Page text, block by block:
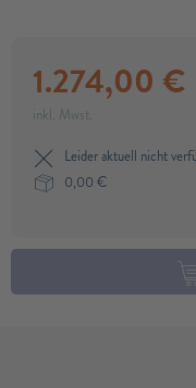
1.274,00 €
inkl. Mwst.
Leider aktuell nicht
0,00 €